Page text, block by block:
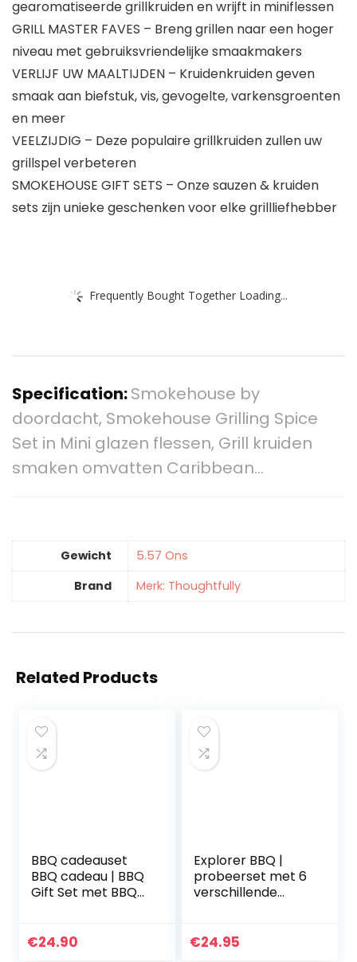
gearomatiseerde grillkruiden en wrijft in miniflessen
GRILL MASTER FAVES – Breng grillen naar een hoger
niveau met gebruiksvriendelijke smaakmakers
VERLIJF UW MAALTIJDEN – Kruidenkruiden geven
smaak aan biefstuk, vis, gevogelte, varkensgroenten
en meer
VEELZIJDIG – Deze populaire grillkruiden zullen uw
grillspel verbeteren
SMOKEHOUSE GIFT SETS – Onze sauzen & kruiden
sets zijn unieke geschenken voor elke grillliefhebber
Frequently Bought Together Loading...
Specification:Smokehouse by
doordacht, Smokehouse Grilling Spice
Set in Mini glazen flessen, Grill kruiden
smaken omvatten Caribbean…
Gewicht
‎5.57 Ons
Brand
Merk: Thoughtfully
Related Products
BBQ cadeauset
BBQ cadeau | BBQ
Gift Set met BBQ
idee voor mannen
€24.90
Explorer BBQ |
probeerset met 6
verschillende
en grillmarinades
€24.95